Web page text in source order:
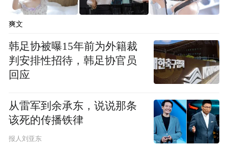
爽文
韩足协被曝15年前为外籍裁
判安排性招待，韩足协官员
回应
从雷军到余承东，说说那条
该死的传播铁律
报人刘亚东